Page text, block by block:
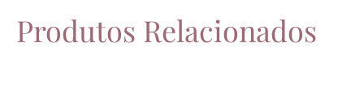
Produtos Relacionados